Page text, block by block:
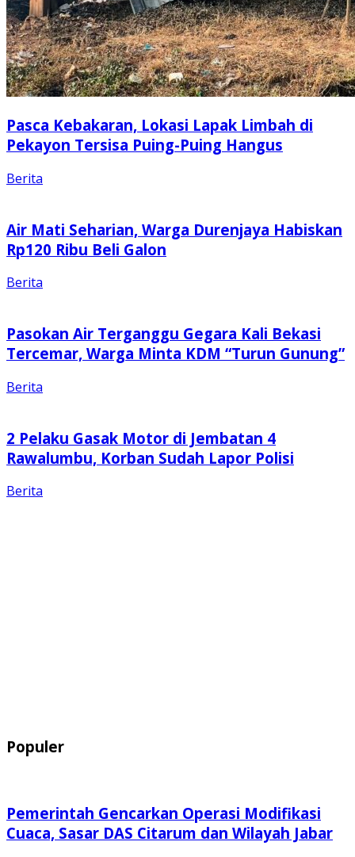
Pasca Kebakaran, Lokasi Lapak Limbah di
Pekayon Tersisa Puing-Puing Hangus
Berita
Air Mati Seharian, Warga Durenjaya Habiskan
Rp120 Ribu Beli Galon
Berita
Pasokan Air Terganggu Gegara Kali Bekasi
Tercemar, Warga Minta KDM “Turun Gunung”
Berita
2 Pelaku Gasak Motor di Jembatan 4
Rawalumbu, Korban Sudah Lapor Polisi
Berita
Populer
Pemerintah Gencarkan Operasi Modifikasi
Cuaca, Sasar DAS Citarum dan Wilayah Jabar